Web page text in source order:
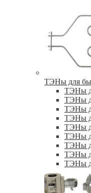
ТЭНы для
ТЭНы
ТЭНы
ТЭНы
ТЭНы
ТЭНы
ТЭНы
ТЭНы
ТЭНы
ТЭНы